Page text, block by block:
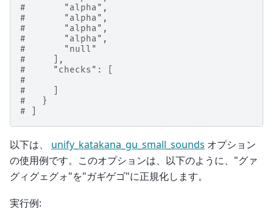
#       "alpha",
#       "alpha",
#       "alpha",
#       "alpha",
#       "null"
#     ],
#     "checks": [
#
#     ]
#   }
# ]
以下は、 unify_katakana_gu_small_sounds オプション
の使用例です。このオプションは、以下のように、"グァ
グィグェグォ"を"ガギゲゴ"に正規化します。
実行例: